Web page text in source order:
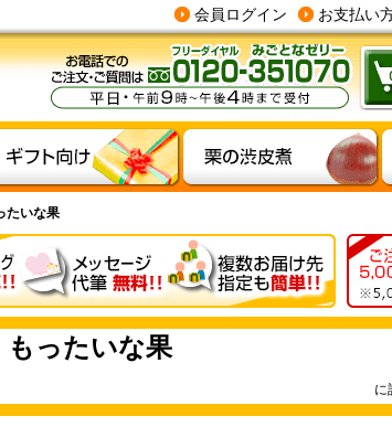
お支払い
会員ログイン
たいな果
もったいな果
に